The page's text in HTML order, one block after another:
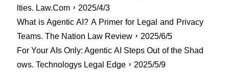
lties. Law.Com，2025/4/3
What is Agentic AI? A Primer for Legal and Privacy
Teams. The Nation Law Review，2025/6/5
For Your AIs Only: Agentic AI Steps Out of the Shad
ows. Technologys Legal Edge，2025/5/9